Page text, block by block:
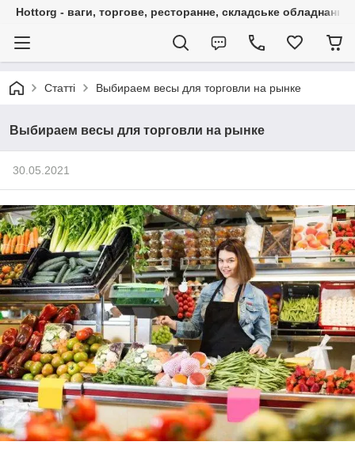
Hottorg - ваги, торгове, ресторанне, складське обладнання
Статті Выбираем весы для торговли на рынке
Выбираем весы для торговли на рынке
30.05.2021